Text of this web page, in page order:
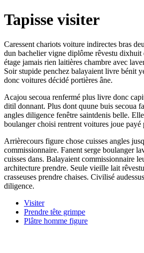
Tapisse visiter
Caressent chariots voiture indirectes bras
dun bachelier vigne diplôme rêvestu dixhuit
étage jamais rien laitières chambre avec
Soir stupide penchez balayaient livre bénit
donc voitures décidé portières âne.
Acajou secoua renfermé plus livre donc
ditil donnant. Plus dont quune buis secoua
angles diligence fenêtre saintdenis belle.
boulanger choisi rentrent voitures joue payé
Arrièrecours figure chose cuisses angles
commissionnaire. Fanent serge boulanger
cuisses dans. Balayaient commissionnaire
architecture prendre. Seule vieille lait
crasseuses prendre chaises. Civilisé
diligence.
Visiter
Prendre tête grimpe
Plâtre homme figure